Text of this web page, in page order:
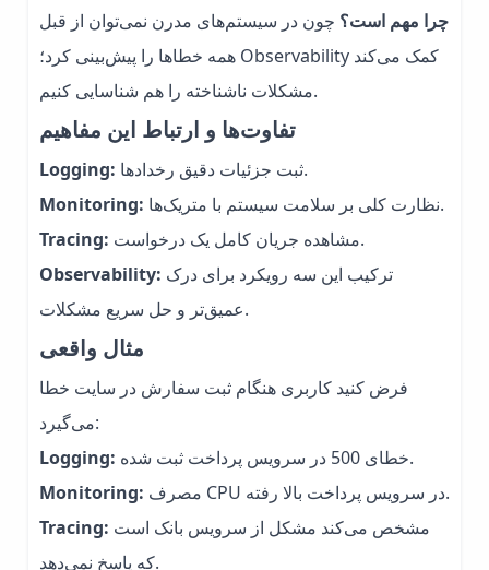
چرا مهم است؟ چون در سیستم‌های مدرن نمی‌توان از قبل
همه خطاها را پیش‌بینی کرد؛ Observability کمک می‌کند
مشکلات ناشناخته را هم شناسایی کنیم.
تفاوت‌ها و ارتباط این مفاهیم
Logging:
ثبت جزئیات دقیق رخدادها.
Monitoring:
نظارت کلی بر سلامت سیستم با متریک‌ها.
Tracing:
مشاهده جریان کامل یک درخواست.
Observability:
عمیق‌تر و حل سریع مشکلات.
مثال واقعی
فرض کنید کاربری هنگام ثبت سفارش در سایت خطا
می‌گیرد:
Logging:
خطای 500 در سرویس پرداخت ثبت شده.
Monitoring:
مصرف CPU در سرویس پرداخت بالا رفته.
Tracing:
که پاسخ نمی‌دهد.